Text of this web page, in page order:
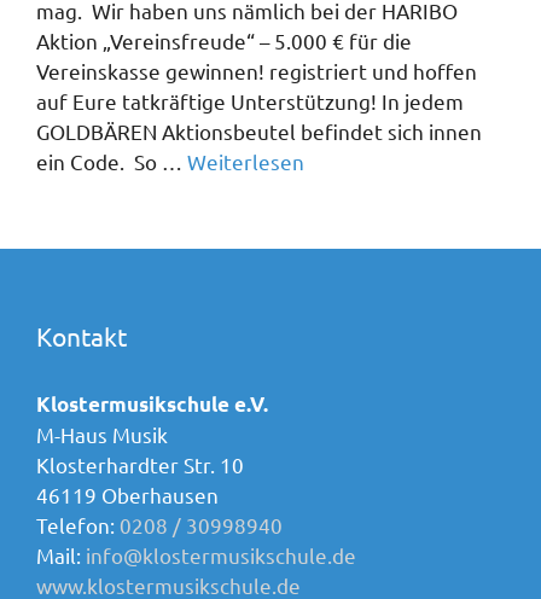
mag. Wir haben uns nämlich bei der HARIBO
Aktion „Vereinsfreude“ – 5.000 € für die
Vereinskasse gewinnen! registriert und hoffen
auf Eure tatkräftige Unterstützung! In jedem
GOLDBÄREN Aktionsbeutel befindet sich innen
ein Code. So … Weiterlesen
Kontakt
Klostermusikschule e.V.
M-Haus Musik
Klosterhardter Str. 10
46119 Oberhausen
Telefon: 0208 / 30998940
Mail: info@klostermusikschule.de
www.klostermusikschule.de